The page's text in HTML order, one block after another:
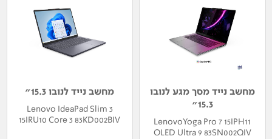
מחשב נייד מסך מגע לנובו
15.3"
LenovoYoga Pro 7 15IPH11
OLED Ultra 9 83SN002QIV
מחשב נייד לנובו 15.3"
Lenovo IdeaPad Slim 3
15IRU10 Core 3 83KD002BIV